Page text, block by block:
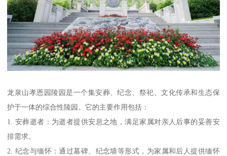
龙泉山孝恩园陵园是一个集安葬、纪念、祭祀、文化传承和生态保
护于一体的综合性陵园。它的主要作用包括：
1. 安葬逝者：为逝者提供安息之地，满足家属对亲人后事的妥善安
排需求。
2. 纪念与缅怀：通过墓碑、纪念墙等形式，为家属和后人提供缅怀